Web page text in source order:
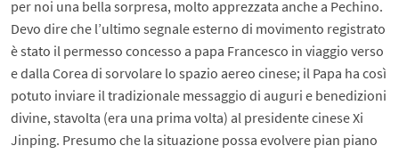
per noi una bella sorpresa, molto apprezzata anche a Pechino.
Devo dire che l’ultimo segnale esterno di movimento registrato
è stato il permesso concesso a papa Francesco in viaggio verso
e dalla Corea di sorvolare lo spazio aereo cinese; il Papa ha così
potuto inviare il tradizionale messaggio di auguri e benedizioni
divine, stavolta (era una prima volta) al presidente cinese Xi
Jinping. Presumo che la situazione possa evolvere pian piano